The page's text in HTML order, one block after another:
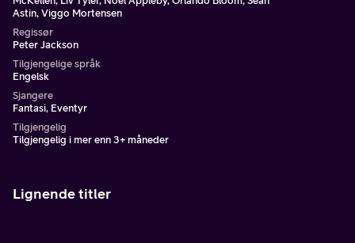
Astin, Viggo Mortensen
Regissør
Peter Jackson
Tilgjengelige språk
Engelsk
Sjangere
Fantasi, Eventyr
Tilgjengelig
Tilgjengelig i mer enn 3+ måneder
Lignende titler